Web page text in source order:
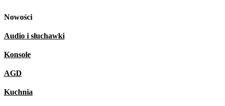
Nowości
Audio i słuchawki
Konsole
AGD
Kuchnia